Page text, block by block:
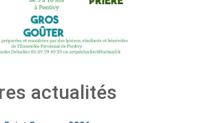
actualités